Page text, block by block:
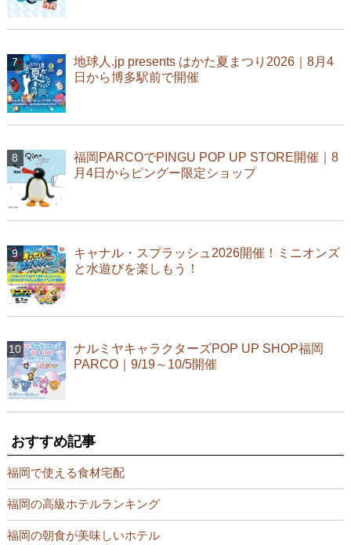
地球人.jp presents はかた夏まつり2026｜8月4
日から博多駅前で開催
福岡PARCOでPINGU POP UP STORE開催｜8
月4日からピングー限定ショップ
キャナル・スプラッシュ2026開催！ミニオンズ
と水遊びを楽しもう！
ナルミヤキャラクターズPOP UP SHOP福岡
PARCO｜9/19～10/5開催
おすすめ記事
福岡で使える食材宅配
福岡の高級ホテルランキング
福岡の朝食が美味しいホテル